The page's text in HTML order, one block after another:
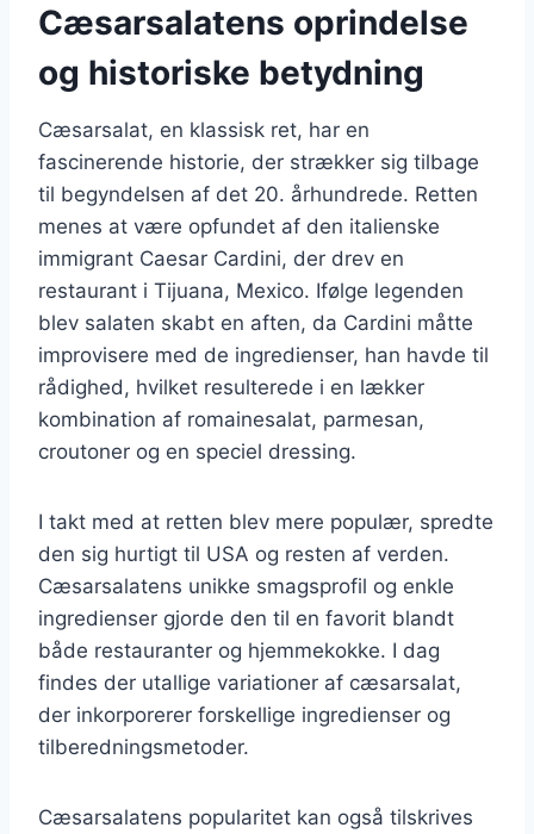
Cæsarsalatens oprindelse
og historiske betydning
Cæsarsalat, en klassisk ret, har en
fascinerende historie, der strækker sig tilbage
til begyndelsen af det 20. århundrede. Retten
menes at være opfundet af den italienske
immigrant Caesar Cardini, der drev en
restaurant i Tijuana, Mexico. Ifølge legenden
blev salaten skabt en aften, da Cardini måtte
improvisere med de ingredienser, han havde til
rådighed, hvilket resulterede i en lækker
kombination af romainesalat, parmesan,
croutoner og en speciel dressing.
I takt med at retten blev mere populær, spredte
den sig hurtigt til USA og resten af verden.
Cæsarsalatens unikke smagsprofil og enkle
ingredienser gjorde den til en favorit blandt
både restauranter og hjemmekokke. I dag
findes der utallige variationer af cæsarsalat,
der inkorporerer forskellige ingredienser og
tilberedningsmetoder.
Cæsarsalatens popularitet kan også tilskrives